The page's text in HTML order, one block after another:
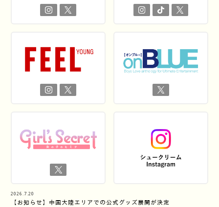
2026.7.20
【お知らせ】中国大陸エリアでの公式グッズ展開が決定